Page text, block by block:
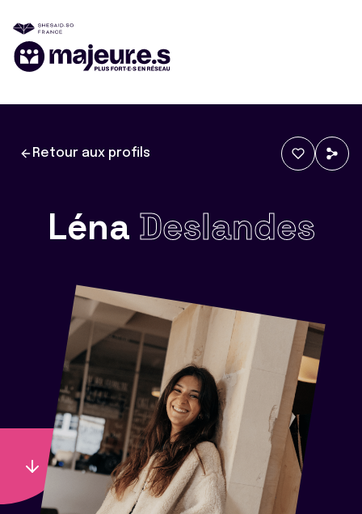
Retour aux profils
Léna Deslandes